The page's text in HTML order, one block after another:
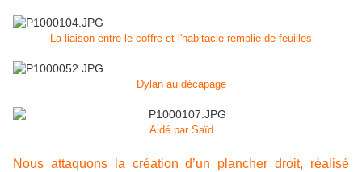
La liaison entre le coffre et l'habitacle remplie de feuilles
Dylan au décapage
Aidé par Saïd
Nous attaquons la création d’un plancher droit, réalisé